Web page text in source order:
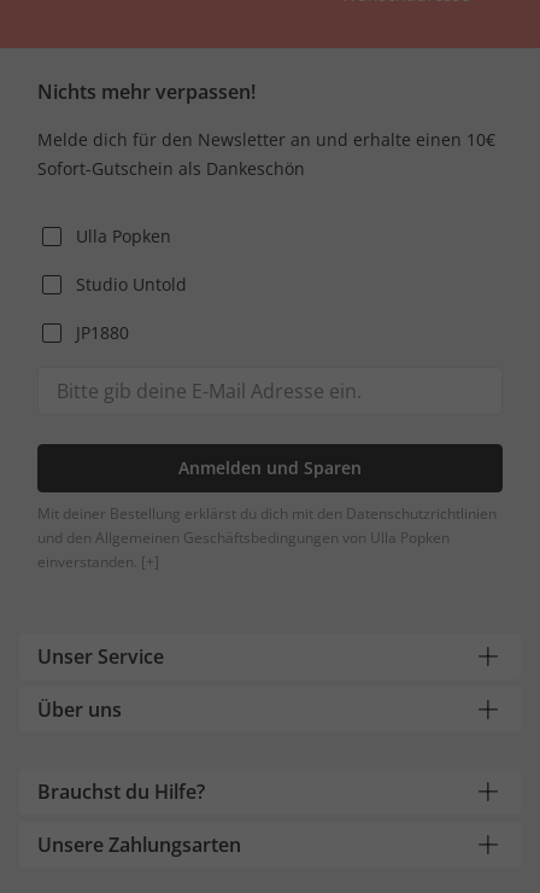
Nichts mehr verpassen!
Melde dich für den Newsletter an und erhalte einen 10€
Sofort-Gutschein als Dankeschön
Ulla Popken
Studio Untold
JP1880
Anmelden und Sparen
Mit deiner Bestellung erklärst du dich mit den Datenschutzrichtlinien
und den Allgemeinen Geschäftsbedingungen von Ulla Popken
einverstanden. [+]
Unser Service
Über uns
Brauchst du Hilfe?
Unsere Zahlungsarten